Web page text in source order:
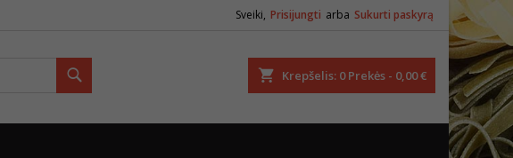
Sveiki, Prisijungti arba Sukurti paskyrą
Krepšelis 0 Prekės - 0,00 €